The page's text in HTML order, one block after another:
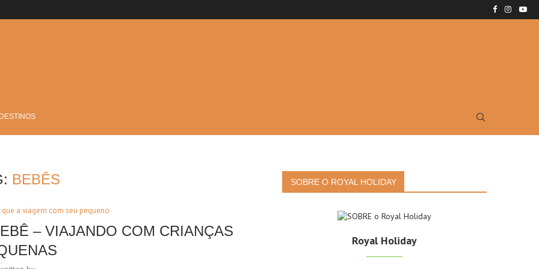
BEBÊS
a viagem com seu pequeno
– VIAJANDO COM CRIANÇAS
SOBRE O ROYAL HOLIDAY
Royal Holiday